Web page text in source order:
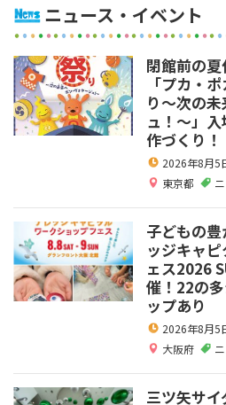
ニュース・イベント
閉館前の
「プカ・
り～次の
ュ！～」
作づくり！
2026年8月5
東京都
子どもの
ッジキャ
ェス2026
催！22の
ップあり
2026年8月5
大阪府
三ツ矢サ